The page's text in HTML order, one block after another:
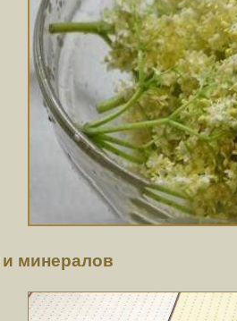
и минералов